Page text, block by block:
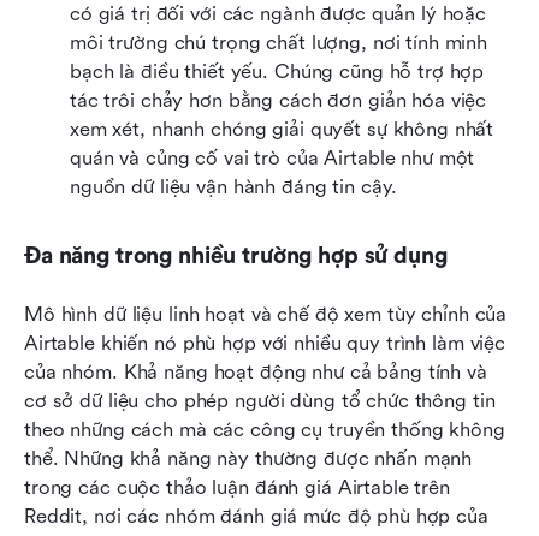
có giá trị đối với các ngành được quản lý hoặc
môi trường chú trọng chất lượng, nơi tính minh
bạch là điều thiết yếu. Chúng cũng hỗ trợ hợp
tác trôi chảy hơn bằng cách đơn giản hóa việc
xem xét, nhanh chóng giải quyết sự không nhất
quán và củng cố vai trò của Airtable như một
nguồn dữ liệu vận hành đáng tin cậy.
Đa năng trong nhiều trường hợp sử dụng
Mô hình dữ liệu linh hoạt và chế độ xem tùy chỉnh của
Airtable khiến nó phù hợp với nhiều quy trình làm việc
của nhóm. Khả năng hoạt động như cả bảng tính và
cơ sở dữ liệu cho phép người dùng tổ chức thông tin
theo những cách mà các công cụ truyền thống không
thể. Những khả năng này thường được nhấn mạnh
trong các cuộc thảo luận đánh giá Airtable trên
Reddit, nơi các nhóm đánh giá mức độ phù hợp của